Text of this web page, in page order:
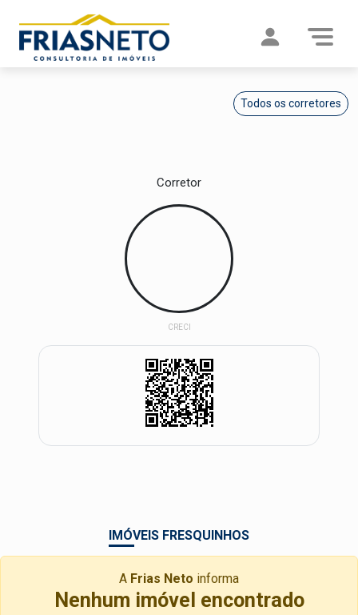
Todos os corretores
Corretor
CRECI
IMÓVEIS FRESQUINHOS
A Frias Neto informa
Nenhum imóvel encontrado